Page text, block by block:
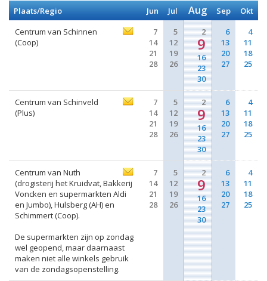
Plaats/Regio Jun Jul Aug Sep
Okt
Centrum van Schinnen
(Coop)
7
14
21
28
5
12
19
26
2
9
16
23
30
6
13
20
27
4
11
18
25
Centrum van Schinveld
(Plus)
7
14
21
28
5
12
19
26
2
9
16
23
30
6
13
20
27
4
11
18
25
Centrum van Nuth
(drogisterij het Kruidvat, Bakkerij
Voncken en supermarkten Aldi
en Jumbo), Hulsberg (AH) en
Schimmert (Coop).
De supermarkten zijn op zondag
wel geopend, maar daarnaast
maken niet alle winkels gebruik
van de zondagsopenstelling.
7
14
21
28
5
12
19
26
2
9
16
23
30
6
13
20
27
4
11
18
25